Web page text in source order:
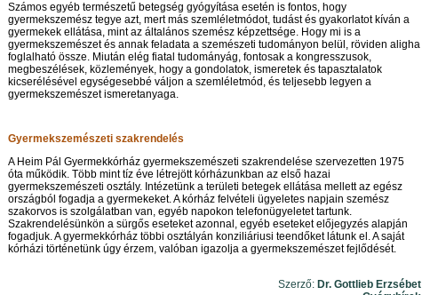
Számos egyéb természetű betegség gyógyítása esetén is fontos, hogy
gyermekszemész tegye azt, mert más szemléletmódot, tudást és gyakorlatot kíván a
gyermekek ellátása, mint az általános szemész képzettsége. Hogy mi is a
gyermekszemészet és annak feladata a szemészeti tudományon belül, röviden aligha
foglalható össze. Miután elég fiatal tudományág, fontosak a kongresszusok,
megbeszélések, közlemények, hogy a gondolatok, ismeretek és tapasztalatok
kicserélésével egységesebbé váljon a szemléletmód, és teljesebb legyen a
gyermekszemészet ismeretanyaga.
Gyermekszemészeti szakrendelés
A Heim Pál Gyermekkórház gyermekszemészeti szakrendelése szervezetten 1975
óta működik. Több mint tíz éve létrejött kórházunkban az első hazai
gyermekszemészeti osztály. Intézetünk a területi betegek ellátása mellett az egész
országból fogadja a gyermekeket. A kórház felvételi ügyeletes napjain szemész
szakorvos is szolgálatban van, egyéb napokon telefonügyeletet tartunk.
Szakrendelésünkön a sürgős eseteket azonnal, egyéb eseteket előjegyzés alapján
fogadjuk. A gyermekkórház többi osztályán konziliáriusi teendőket látunk el. A saját
kórházi történetünk úgy érzem, valóban igazolja a gyermekszemészet fejlődését.
Szerző: Dr. Gottlieb Erzsébet